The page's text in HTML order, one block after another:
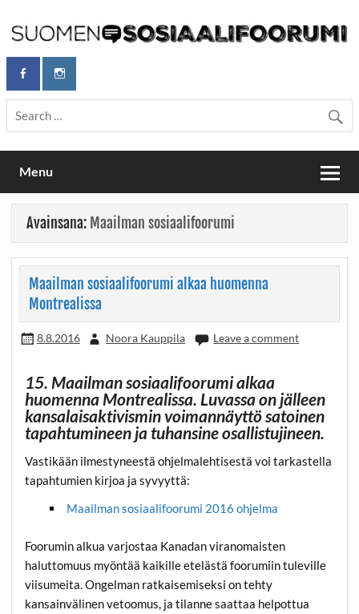
content
Maailmanparannuspäivät / Suomen
sosiaalifoorumi
Maailmanparannuspäivät Lapinlahden Lähteellä, Helsingissä
26.–27.9.2026
Menu
Avainsana: Maailman sosiaalifoorumi
Maailman sosiaalifoorumi alkaa huomenna
Montrealissa
8.8.2016 Noora Kauppila Leave a comment
15. Maailman sosiaalifoorumi alkaa
huomenna Montrealissa. Luvassa on jälleen
kansalaisaktivismin voimannäyttö satoinen
tapahtumineen ja tuhansine osallistujineen.
Vastikään ilmestyneestä ohjelmalehtisestä voi tarkastella
tapahtumien kirjoa ja syvyyttä:
Maailman sosiaalifoorumi 2016 ohjelma
Foorumin alkua varjostaa Kanadan viranomaisten
haluttomuus myöntää kaikille etelästä foorumiin tuleville
viisumeita. Ongelman ratkaisemiseksi on tehty
kansainvälinen vetoomus, ja tilanne saattaa helpottua